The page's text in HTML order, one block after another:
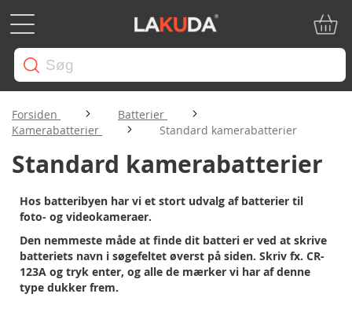
Forsiden
Batterier
Kamerabatterier
Standard kamerabatterier
Standard kamerabatterier
Hos batteribyen har vi et stort udvalg af batterier til
foto- og videokameraer.
Den nemmeste måde at finde dit batteri er ved at skrive
batteriets navn i søgefeltet øverst på siden. Skriv fx. CR-
123A og tryk enter, og alle de mærker vi har af denne
type dukker frem.